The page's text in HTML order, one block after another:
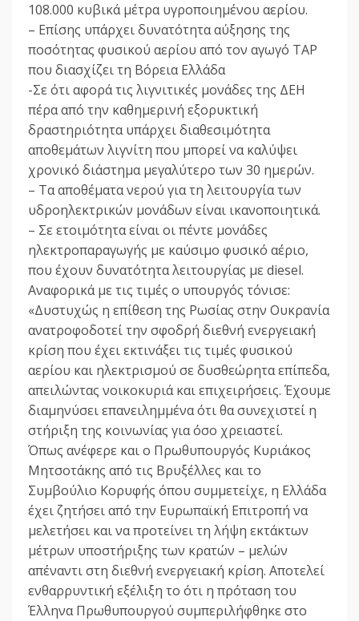
108.000 κυβικά μέτρα υγροποιημένου αερίου.
– Επίσης υπάρχει δυνατότητα αύξησης της
ποσότητας φυσικού αερίου από τον αγωγό TAP
που διασχίζει τη Βόρεια Ελλάδα
-Σε ότι αφορά τις λιγνιτικές μονάδες της ΔΕΗ
πέρα από την καθημερινή εξορυκτική
δραστηριότητα υπάρχει διαθεσιμότητα
αποθεμάτων λιγνίτη που μπορεί να καλύψει
χρονικό διάστημα μεγαλύτερο των 30 ημερών.
– Τα αποθέματα νερού για τη λειτουργία των
υδροηλεκτρικών μονάδων είναι ικανοποιητικά.
– Σε ετοιμότητα είναι οι πέντε μονάδες
ηλεκτροπαραγωγής με καύσιμο φυσικό αέριο,
που έχουν δυνατότητα λειτουργίας με diesel.
Αναφορικά με τις τιμές ο υπουργός τόνισε:
«Δυστυχώς η επίθεση της Ρωσίας στην Ουκρανία
ανατροφοδοτεί την σφοδρή διεθνή ενεργειακή
κρίση που έχει εκτινάξει τις τιμές φυσικού
αερίου και ηλεκτρισμού σε δυσθεώρητα επίπεδα,
απειλώντας νοικοκυριά και επιχειρήσεις. Έχουμε
διαμηνύσει επανειλημμένα ότι θα συνεχιστεί η
στήριξη της κοινωνίας για όσο χρειαστεί.
Όπως ανέφερε και ο Πρωθυπουργός Κυριάκος
Μητσοτάκης από τις Βρυξέλλες και το
Συμβούλιο Κορυφής όπου συμμετείχε, η Ελλάδα
έχει ζητήσει από την Ευρωπαϊκή Επιτροπή να
μελετήσει και να προτείνει τη λήψη εκτάκτων
μέτρων υποστήριξης των κρατών – μελών
απέναντι στη διεθνή ενεργειακή κρίση. Αποτελεί
ενθαρρυντική εξέλιξη το ότι η πρόταση του
Έλληνα Πρωθυπουργού συμπεριλήφθηκε στο